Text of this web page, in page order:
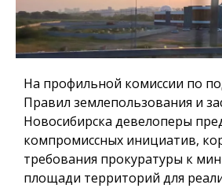
На профильной комиссии по
Правил землепользования и
Новосибирска девелоперы
компромиссных инициатив,
требования прокуратуры к
площади территорий для